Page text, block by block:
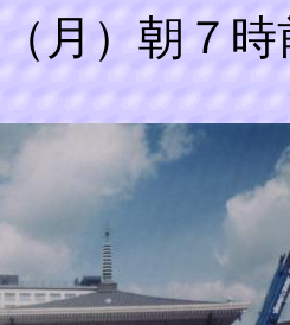
月）朝７